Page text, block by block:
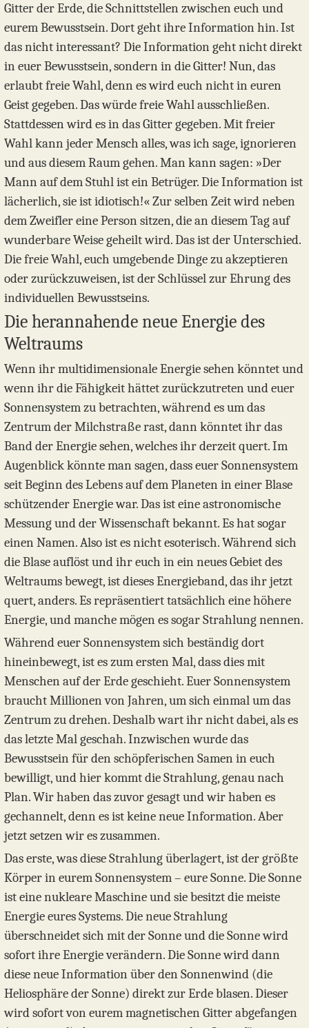
Gitter der Erde, die Schnittstellen zwischen euch und
eurem Bewusstsein. Dort geht ihre Information hin. Ist
das nicht interessant? Die Information geht nicht direkt
in euer Bewusstsein, sondern in die Gitter! Nun, das
erlaubt freie Wahl, denn es wird euch nicht in euren
Geist gegeben. Das würde freie Wahl ausschließen.
Stattdessen wird es in das Gitter gegeben. Mit freier
Wahl kann jeder Mensch alles, was ich sage, ignorieren
und aus diesem Raum gehen. Man kann sagen: »Der
Mann auf dem Stuhl ist ein Betrüger. Die Information ist
lächerlich, sie ist idiotisch!« Zur selben Zeit wird neben
dem Zweifler eine Person sitzen, die an diesem Tag auf
wunderbare Weise geheilt wird. Das ist der Unterschied.
Die freie Wahl, euch umgebende Dinge zu akzeptieren
oder zurückzuweisen, ist der Schlüssel zur Ehrung des
individuellen Bewusstseins.
Die herannahende neue Energie des
Weltraums
Wenn ihr multidimensionale Energie sehen könntet und
wenn ihr die Fähigkeit hättet zurückzutreten und euer
Sonnensystem zu betrachten, während es um das
Zentrum der Milchstraße rast, dann könntet ihr das
Band der Energie sehen, welches ihr derzeit quert. Im
Augenblick könnte man sagen, dass euer Sonnensystem
seit Beginn des Lebens auf dem Planeten in einer Blase
schützender Energie war. Das ist eine astronomische
Messung und der Wissenschaft bekannt. Es hat sogar
einen Namen. Also ist es nicht esoterisch. Während sich
die Blase auflöst und ihr euch in ein neues Gebiet des
Weltraums bewegt, ist dieses Energieband, das ihr jetzt
quert, anders. Es repräsentiert tatsächlich eine höhere
Energie, und manche mögen es sogar Strahlung nennen.
Während euer Sonnensystem sich beständig dort
hineinbewegt, ist es zum ersten Mal, dass dies mit
Menschen auf der Erde geschieht. Euer Sonnensystem
braucht Millionen von Jahren, um sich einmal um das
Zentrum zu drehen. Deshalb wart ihr nicht dabei, als es
das letzte Mal geschah. Inzwischen wurde das
Bewusstsein für den schöpferischen Samen in euch
bewilligt, und hier kommt die Strahlung, genau nach
Plan. Wir haben das zuvor gesagt und wir haben es
gechannelt, denn es ist keine neue Information. Aber
jetzt setzen wir es zusammen.
Das erste, was diese Strahlung überlagert, ist der größte
Körper in eurem Sonnensystem – eure Sonne. Die Sonne
ist eine nukleare Maschine und sie besitzt die meiste
Energie eures Systems. Die neue Strahlung
überschneidet sich mit der Sonne und die Sonne wird
sofort ihre Energie verändern. Die Sonne wird dann
diese neue Information über den Sonnenwind (die
Heliosphäre der Sonne) direkt zur Erde blasen. Dieser
wird sofort von eurem magnetischen Gitter abgefangen